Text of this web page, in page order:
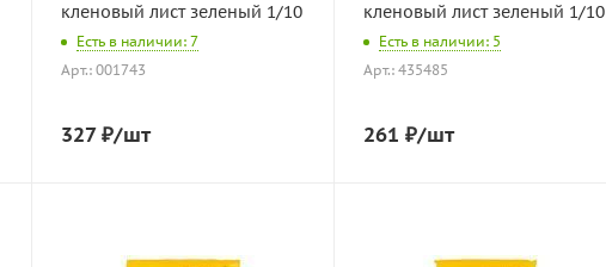
кленовый лист зеленый 1/10
Есть в наличии: 7
Арт.: 001743
327₽/шт
кленовый лист зеленый 1/10
Есть в наличии: 5
Арт.: 435485
261 ₽/шт